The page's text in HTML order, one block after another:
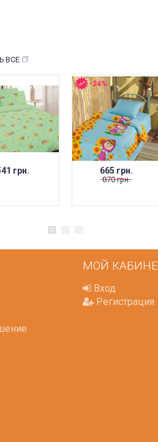
ВСЕ
грн. 665 грн.
870 грн.
-24%
МОЙ
Вход
Регистрация